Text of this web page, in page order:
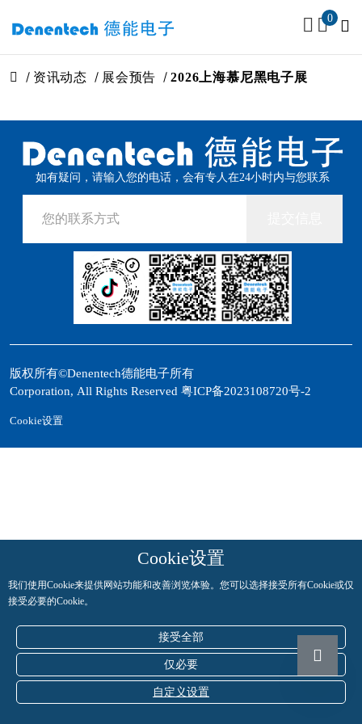
0
Cookie设置
我们使用Cookie来提供网站功能和改善浏览体验。您可以选择接受所有Cookie或仅
接受必要的Cookie。
接受全部
仅必要
自定义设置
资讯动态 展会预告 2026上海慕尼黑电子展
如有疑问，请输入您的电话，会有专人在24小时内与您联系
版权所有©Denentech德能电子所有
Corporation, All Rights Reserved 粤ICP备2023108720号-2
Cookie设置